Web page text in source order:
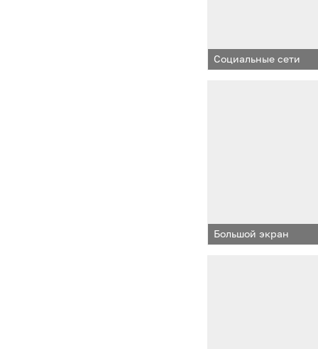
Социальные сети
Большой экран